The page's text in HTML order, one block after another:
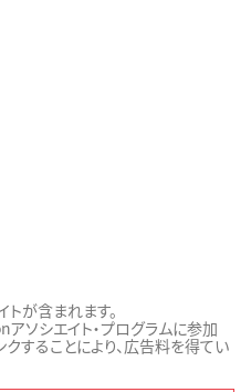
トが含まれます。
ソシエイト・プログラムに参加
することにより、広告料を得てい